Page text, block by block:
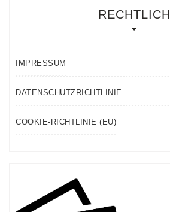
RECHTLICH
IMPRESSUM
DATENSCHUTZRICHTLINIE
COOKIE-RICHTLINIE (EU)